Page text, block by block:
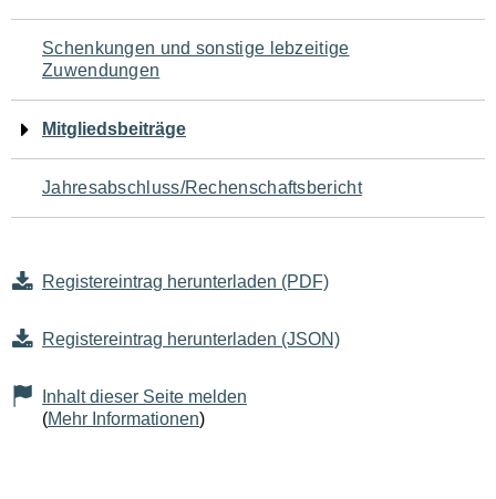
Schenkungen und sonstige lebzeitige
Zuwendungen
Mitgliedsbeiträge
Jahresabschluss/Rechenschaftsbericht
Registereintrag herunterladen (PDF)
Registereintrag herunterladen (JSON)
Inhalt dieser Seite melden
(Mehr Informationen)